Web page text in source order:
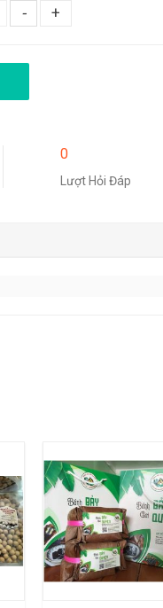
- +
0
Lượt Hỏi Đáp